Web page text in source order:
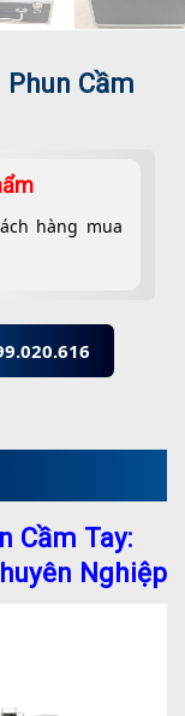
Cầm
hàng mua
Cầm Tay:
Nghiệp